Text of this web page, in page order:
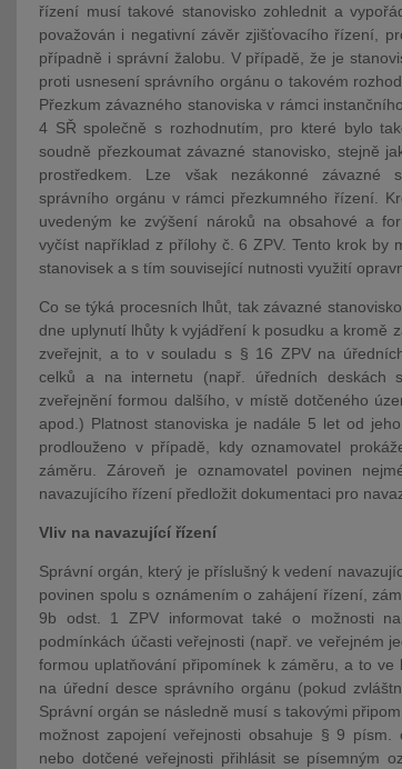
řízení musí takové stanovisko zohlednit a
považován i negativní závěr zjišťovacího řízení,
případně i správní žalobu. V případě, že je
proti usnesení správního orgánu o takovém
Přezkum závazného stanoviska v rámci
4 SŘ společně s rozhodnutím, pro které bylo
soudně přezkoumat závazné stanovisko, stejně
prostředkem. Lze však nezákonné závazné
správního orgánu v rámci přezkumného řízení.
uvedeným ke zvýšení nároků na obsahové a
vyčíst například z přílohy č. 6 ZPV. Tento krok by
stanovisek a s tím související nutnosti využití
Co se týká procesních lhůt, tak závazné
dne uplynutí lhůty k vyjádření k posudku a kromě
zveřejnit, a to v souladu s § 16 ZPV na
celků a na internetu (např. úředních deskách
zveřejnění formou dalšího, v místě dotčeného
apod.) Platnost stanoviska je nadále 5 let od
prodlouženo v případě, kdy oznamovatel
záměru. Zároveň je oznamovatel povinen
navazujícího řízení předložit dokumentaci pro
Vliv na navazující řízení
Správní orgán, který je příslušný k vedení
povinen spolu s oznámením o zahájení řízení,
9b odst. 1 ZPV informovat také o možnosti
podmínkách účasti veřejnosti (např. ve veřejném
formou uplatňování připomínek k záměru, a to
na úřední desce správního orgánu (pokud
Správní orgán se následně musí s takovými
možnost zapojení veřejnosti obsahuje § 9
nebo dotčené veřejnosti přihlásit se písemným